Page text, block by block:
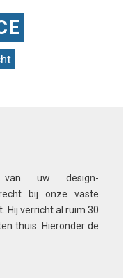
van uw design-
bij onze vaste
Hij verricht al ruim 30
thuis. Hieronder de